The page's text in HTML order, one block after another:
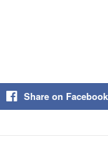
Share on Facebook